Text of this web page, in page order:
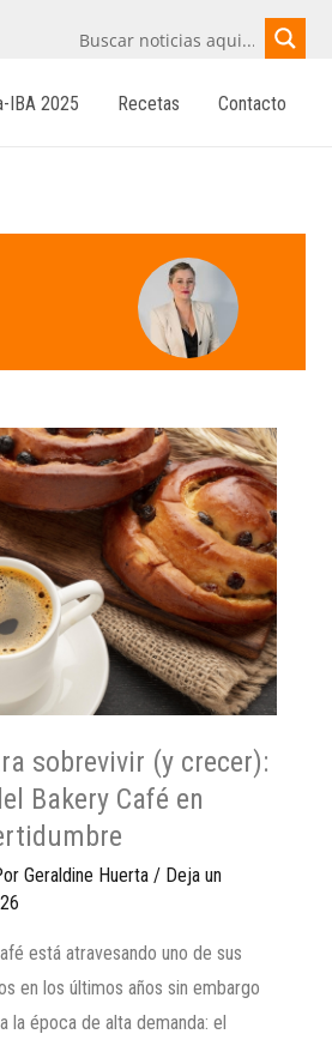
IBA 2025 Recetas Contacto
sobrevivir (y crecer):
Bakery Café en
Geraldine Huerta / Deja un
está atravesando uno de sus
en los últimos años sin embargo
la época de alta demanda: el